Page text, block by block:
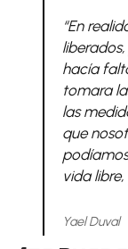
“En
hacía
tomara
las
que
vida
Yael Duval